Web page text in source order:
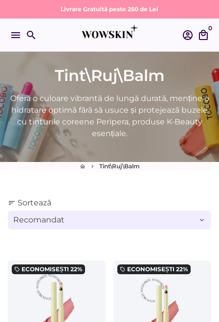
la
conținut
Livrare Gratuită peste 250 de Lei
menu search account_circle local_mall
0
Tint\Ruj\Balm
Oferă o culoare vibrantă de lungă durată, menține o
hidratare optimă fără să usuce și protejează buzele
cu tinturile coreene Peripera, produse K-Beauty
esențiale.
home keyboard_arrow_right Tint\Ruj\Balm
sort Sortează
local_offer ECONOMISEȘTI 22% local_offer ECONOMISEȘTI 22%